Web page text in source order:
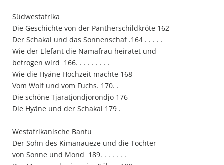
Südwestafrika
Die Geschichte von der Pantherschildkröte 162
Der Schakal und das Sonnenschaf .164 . . . . .
Wie der Elefant die Namafrau heiratet und
betrogen wird 166. . . . . . . . .
Wie die Hyäne Hochzeit machte 168
Vom Wolf und vom Fuchs. 170. .
Die schöne Tjaratjondjorondjo 176
Die Hyäne und der Schakal 179 .
Westafrikanische Bantu
Der Sohn des Kimanaueze und die Tochter
von Sonne und Mond 189. . . . . . .